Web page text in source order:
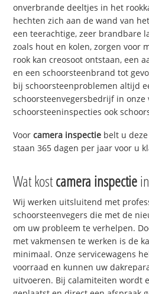
onverbrande deeltjes in het
hechten zich aan de wand van
een teerachtige, zeer brandbare
zoals hout en kolen, zorgen voor
rook kan creosoot ontstaan, een
en een schoorsteenbrand tot
bij schoorsteenproblemen altijd
schoorsteenvegersbedrijf in onze
schoorsteeninspecties ook
Voorcamera inspectie belt u
staan 365 dagen per jaar voor u
Wat kostcamera inspectie
Wij werken uitsluitend met
schoorsteenvegers die met de
om uw probleem te verhelpen.
met vakmensen te werken is de
minimaal. Onze servicewagens
voorraad en kunnen uw
uitvoeren. Bij calamiteiten wordt